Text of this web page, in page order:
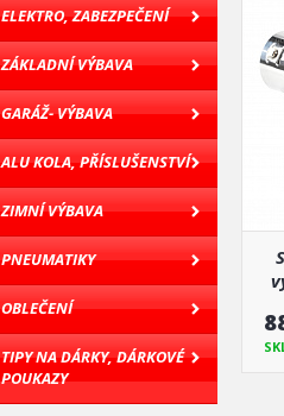
ELEKTRO, ZABEZPEČENÍ
ZÁKLADNÍ VÝBAVA
GARÁŽ- VÝBAVA
ALU KOLA, PŘÍSLUŠENSTVÍ
ZIMNÍ VÝBAVA
PNEUMATIKY
OBLEČENÍ
TIPY NA DÁRKY, DÁRKOVÉ
POUKAZY